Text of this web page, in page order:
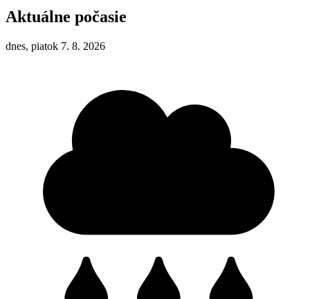
Aktuálne počasie
dnes, piatok 7. 8. 2026